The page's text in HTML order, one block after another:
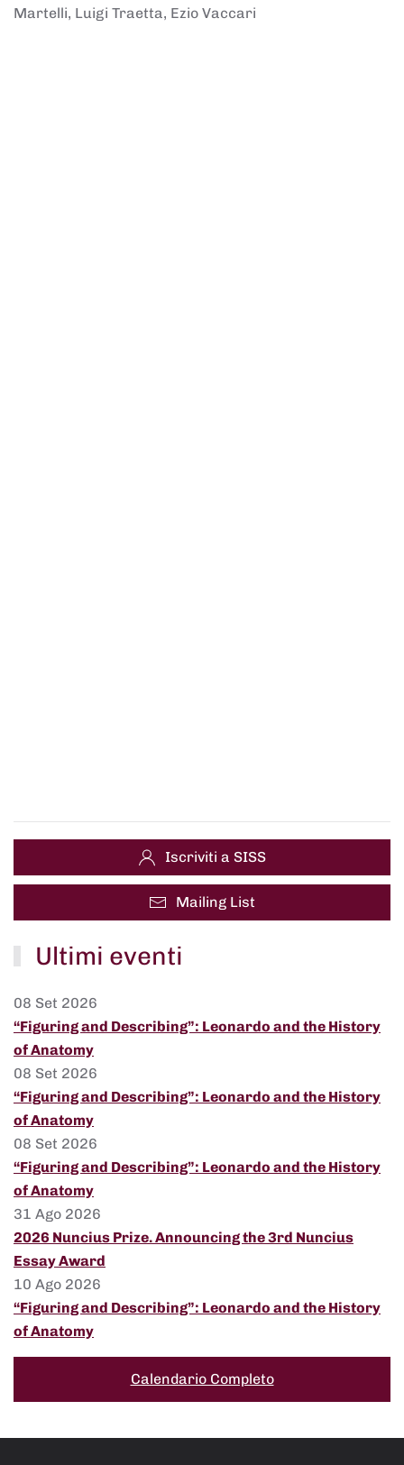
Martelli, Luigi Traetta, Ezio Vaccari
Iscriviti a SISS
Mailing List
Ultimi eventi
08 Set 2026
“Figuring and Describing”: Leonardo and the History
of Anatomy
08 Set 2026
“Figuring and Describing”: Leonardo and the History
of Anatomy
08 Set 2026
“Figuring and Describing”: Leonardo and the History
of Anatomy
31 Ago 2026
2026 Nuncius Prize. Announcing the 3rd Nuncius
Essay Award
10 Ago 2026
“Figuring and Describing”: Leonardo and the History
of Anatomy
Calendario Completo